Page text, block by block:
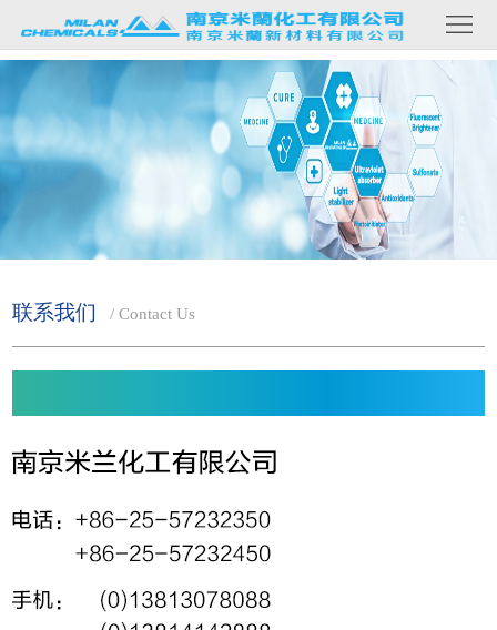
首
关
们
产
品
新
资
联
系
我
们
联系我们 / Contact Us